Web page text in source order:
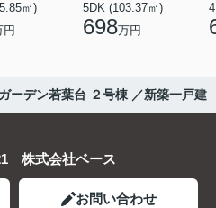
㎡)
円
5DK (103.37㎡)
698万円
ーデン若葉台 ２号棟 ／新築一戸建
株式会社ベース
お問い合わせ